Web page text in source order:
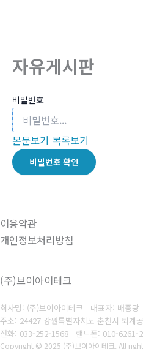
자유게시판
비밀번호
본문보기 목록보기
비밀번호 확인
이용약관
개인정보처리방침
(주)브이아이테크
회사명: (주)브이아이테크 대표자: 배중광
주소: 24427 강원특별자치도 춘천시 퇴계
전화: 033-252-1568
핸드폰: 010-6261-
Copyright © 2025 (주)브이아이테크. All